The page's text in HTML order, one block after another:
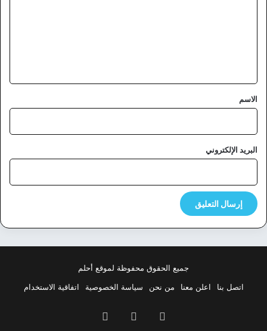
*
الاسم
البريد الإلكتروني
جميع الحقوق محفوظة لموقع أحلم
اتصل بنا
اعلن معنا من نحن سياسة الخصوصية اتفاقية الاستخدام
فيسبوك